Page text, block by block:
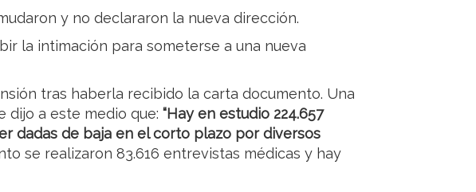
y no declararon la nueva dirección.
la intimación para someterse a una nueva
tras haberla recibido la carta documento. Una
dijo a este medio que: “Hay en estudio 224.657
dadas de baja en el corto plazo por diversos
se realizaron 83.616 entrevistas médicas y hay